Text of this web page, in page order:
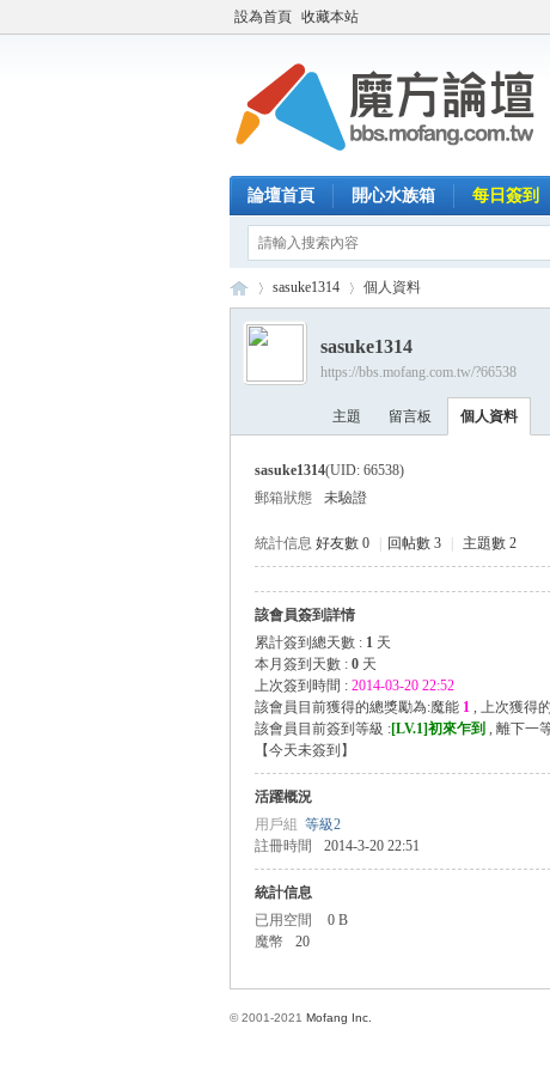
設為首頁 收藏本站
論壇首頁 開心水族箱 每日簽到
›
sasuke1314 個人資料
sasuke1314
https://bbs.mofang.com.tw/?66538
主題 留言板 個人資料
sasuke1314(UID: 66538)
郵箱狀態
未驗證
統計信息 好友數 0 回帖數 3 主題數 2
該會員簽到詳情
累計簽到總天數 : 1 天
本月簽到天數 : 0 天
上次簽到時間 : 2014-03-20 22:52
該會員目前獲得的總獎勵為:魔能 1 , 上次獲得
該會員目前簽到等級 :[LV.1]初來乍到 , 離下一
【今天未簽到 】
活躍概況
用戶組 等級2
註冊時間
2014-3-20 22:51
統計信息
已用空間
0 B
魔幣
20
© 2001-2021 Mofang Inc.